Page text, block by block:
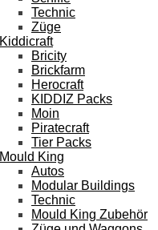
Technic
Züge
Kiddicraft
Bricity
Brickfarm
Herocraft
KIDDIZ Packs
Moin
Piratecraft
Tier Packs
Mould King
Autos
Modular Buildings
Technic
Mould King Zubehör